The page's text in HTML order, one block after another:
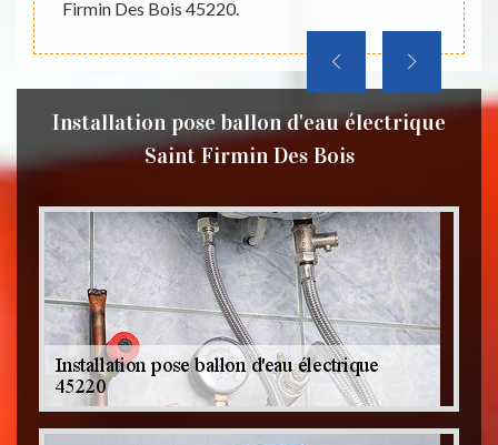
Firmin Des Bois 45220.
Installation pose ballon d'eau électrique
Saint Firmin Des Bois